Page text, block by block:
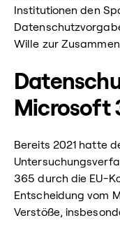
Institutionen den
Wille zur
Microsoft
Bereits 2021 hatte
365 durch die EU-
Entscheidung vom
Verstöße,